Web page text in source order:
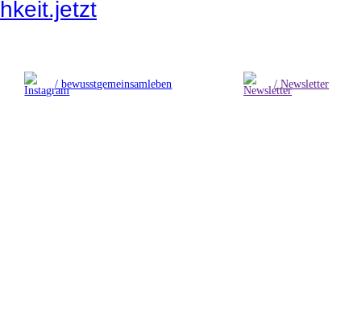
/ bewusstgemeinsamleben / Newsletter